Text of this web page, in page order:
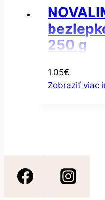
250 g
1.05€
Zobraziť viac